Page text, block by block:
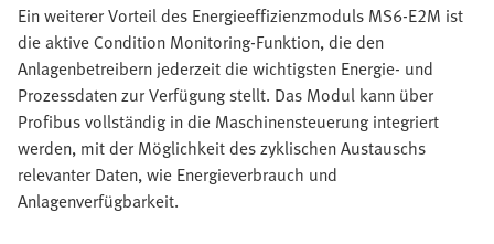
Ein weiterer Vorteil des Energieeffizienzmoduls MS6-E2M ist
die aktive Condition Monitoring-Funktion, die den
Anlagenbetreibern jederzeit die wichtigsten Energie- und
Prozessdaten zur Verfügung stellt. Das Modul kann über
Profibus vollständig in die Maschinensteuerung integriert
werden, mit der Möglichkeit des zyklischen Austauschs
relevanter Daten, wie Energieverbrauch und
Anlagenverfügbarkeit.